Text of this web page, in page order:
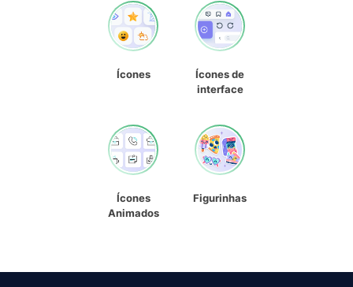
Ícones
Ícones de
interface
Ícones
Animados
Figurinhas